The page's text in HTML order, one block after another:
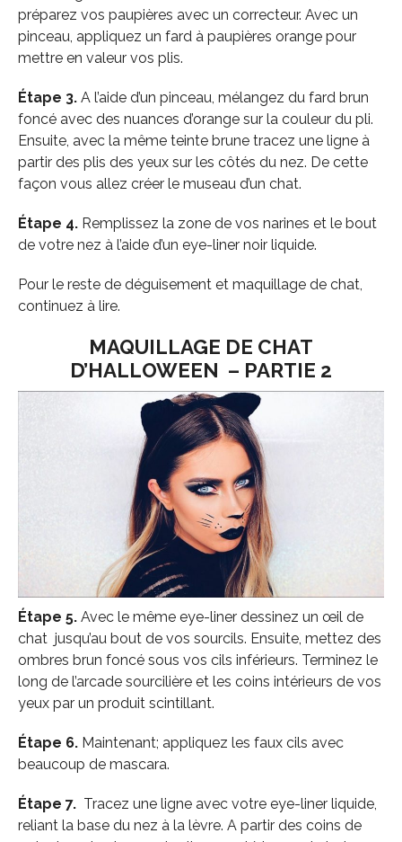
préparez vos paupières avec un correcteur. Avec un
pinceau, appliquez un fard à paupières orange pour
mettre en valeur vos plis.
Étape 3.A l’aide d’un pinceau, mélangez du fard brun
foncé avec des nuances d’orange sur la couleur du pli.
Ensuite, avec la même teinte brune tracez une ligne à
partir des plis des yeux sur les côtés du nez. De cette
façon vous allez créer le museau d’un chat.
Étape 4.Remplissez la zone de vos narines et le bout
de votre nez à l’aide d’un eye-liner noir liquide.
Pour le reste de déguisement et maquillage de chat,
continuez à lire.
MAQUILLAGE DE CHAT
D’HALLOWEEN – PARTIE 2
Étape 5.Avec le même eye-liner dessinez un œil de
chat jusqu’au bout de vos sourcils. Ensuite, mettez des
ombres brun foncé sous vos cils inférieurs. Terminez le
long de l’arcade sourcilière et les coins intérieurs de vos
yeux par un produit scintillant.
Étape 6.Maintenant; appliquez les faux cils avec
beaucoup de mascara.
Étape 7.Tracez une ligne avec votre eye-liner liquide,
reliant la base du nez à la lèvre. A partir des coins de